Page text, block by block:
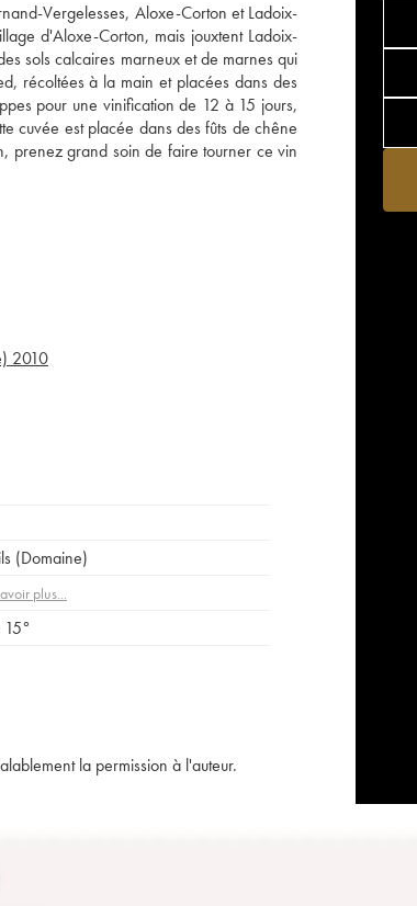
Vergelesses, Aloxe-Corton et Ladoix-
d'Aloxe-Corton, mais jouxtent Ladoix-
sols calcaires marneux et de marnes qui
récoltées à la main et placées dans des
pour une vinification de 12 à 15 jours,
cuvée est placée dans des fûts de chêne
prenez grand soin de faire tourner ce vin
2010
(Domaine)
plus...
15°
la permission à l'auteur.